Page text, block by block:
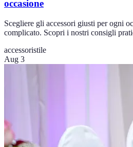
occasione
Scegliere gli accessori giusti per ogni
complicato. Scopri i nostri consigli
accessoristile
Aug 3